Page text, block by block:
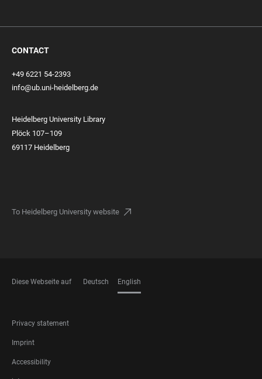
CONTACT
+49 6221 54-2393
info@ub.uni-heidelberg.de
Heidelberg University Library
Plöck 107–109
69117 Heidelberg
To Heidelberg University website
Diese Webseite auf Deutsch English
FOOTER
LEGAL
Privacy statement
Imprint
Accessibility